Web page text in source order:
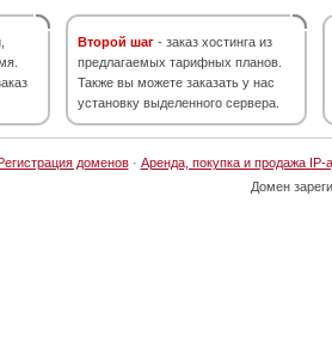
Второй шаг - заказ хостинга из
предлагаемых тарифных планов.
Также вы можете заказать у нас
установку выделенного сервера.
доменов· Аренда, покупка и продажа IP-
Домен